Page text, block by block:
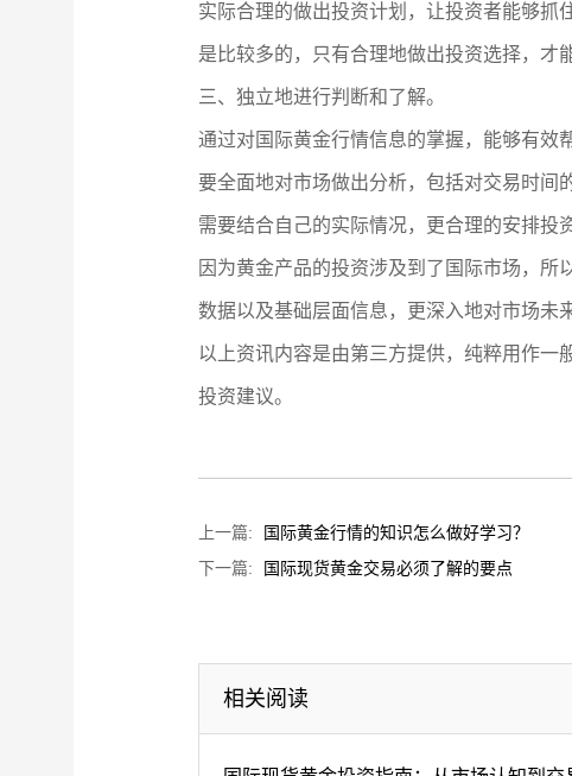
实际合理的做出投资计划，让投资者能够抓
是比较多的，只有合理地做出投资选择，才
三、独立地进行判断和了解。
通过对国际黄金行情信息的掌握，能够有效
要全面地对市场做出分析，包括对交易时间
需要结合自己的实际情况，更合理的安排投
因为黄金产品的投资涉及到了国际市场，
数据以及基础层面信息，更深入地对市场未
以上资讯内容是由第三方提供，纯粹用作一
投资建议。
上一篇:
国际黄金行情的知识怎么做好学习？
下一篇:
国际现货黄金交易必须了解的要点
相关阅读